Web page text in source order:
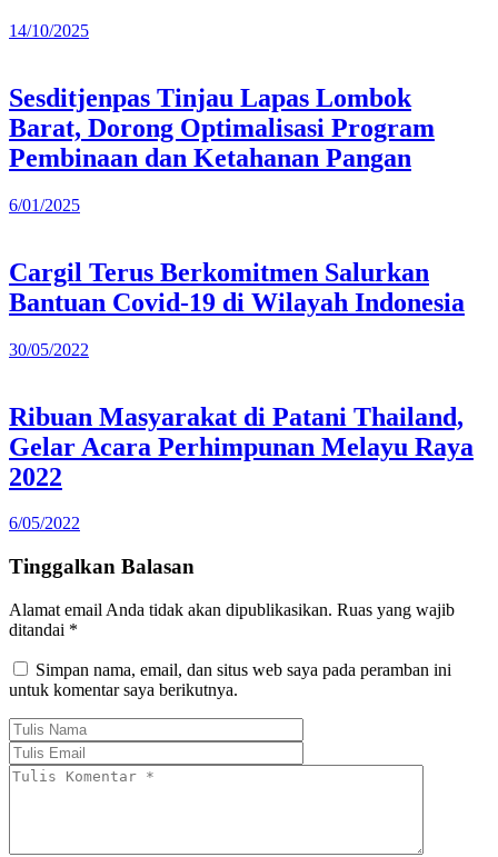
14/10/2025
Sesditjenpas Tinjau Lapas Lombok
Barat, Dorong Optimalisasi Program
Pembinaan dan Ketahanan Pangan
6/01/2025
Cargil Terus Berkomitmen Salurkan
Bantuan Covid-19 di Wilayah Indonesia
30/05/2022
Ribuan Masyarakat di Patani Thailand,
Gelar Acara Perhimpunan Melayu Raya
2022
6/05/2022
Tinggalkan Balasan
Alamat email Anda tidak akan dipublikasikan. Ruas yang wajib
ditandai *
Simpan nama, email, dan situs web saya pada peramban ini
untuk komentar saya berikutnya.